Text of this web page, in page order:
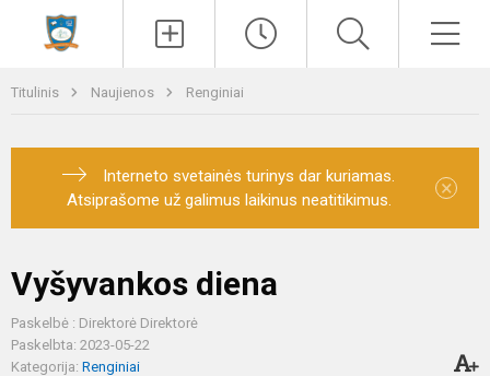
Titulinis Naujienos Renginiai
Interneto svetainės turinys dar kuriamas.
Atsiprašome už galimus laikinus neatitikimus.
×
Vyšyvankos diena
Paskelbė : Direktorė Direktorė
Paskelbta: 2023-05-22
Kategorija: Renginiai